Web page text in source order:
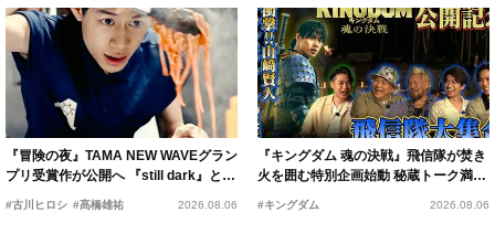
『冒険の夜』TAMA NEW WAVEグラン
プリ受賞作が公開へ 『still dark』と同
時上映決定
#古川ヒロシ #髙橋雄祐 2026.08.06
『キングダム 魂の決戦』飛信隊が焚き
火を囲む特別企画始動 秘蔵トーク満載
の“キングダムキャンプ”開催
#キングダム 2026.08.06